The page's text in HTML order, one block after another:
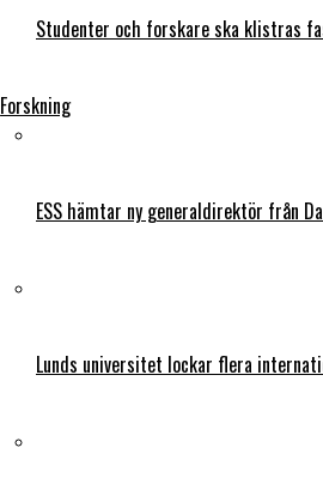
Studenter och forskare ska klistras
Forskning
ESS hämtar ny generaldirektör från
Lunds universitet lockar flera